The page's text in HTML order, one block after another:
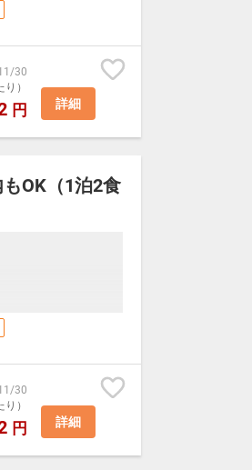
プランをご利用いた
でご注意下さいま
ます。
30
）
円 詳細
OK（1泊2食
プランをご利用いた
でご注意下さいま
30
）
円 詳細